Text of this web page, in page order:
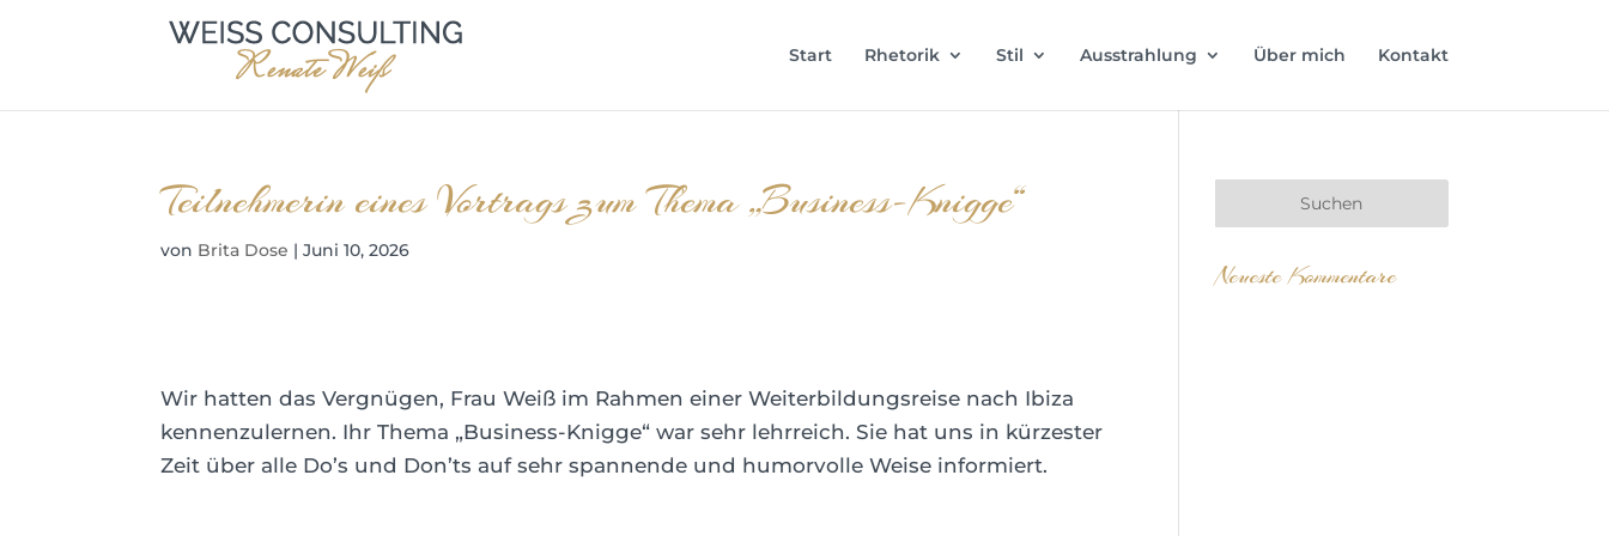
Start Rhetorik Stil Ausstrahlung Über mich Kontakt
Teilnehmerin eines Vortrags zum Thema „Business-Knigge“
von Brita Dose |Juni 10, 2026
Wir hatten das Vergnügen, Frau Weiß im Rahmen einer Weiterbildungsreise nach Ibiza
kennenzulernen. Ihr Thema „Business-Knigge“ war sehr lehrreich. Sie hat uns in kürzester
Zeit über alle Do’s und Don’ts auf sehr spannende und humorvolle Weise informiert.
Neueste Kommentare